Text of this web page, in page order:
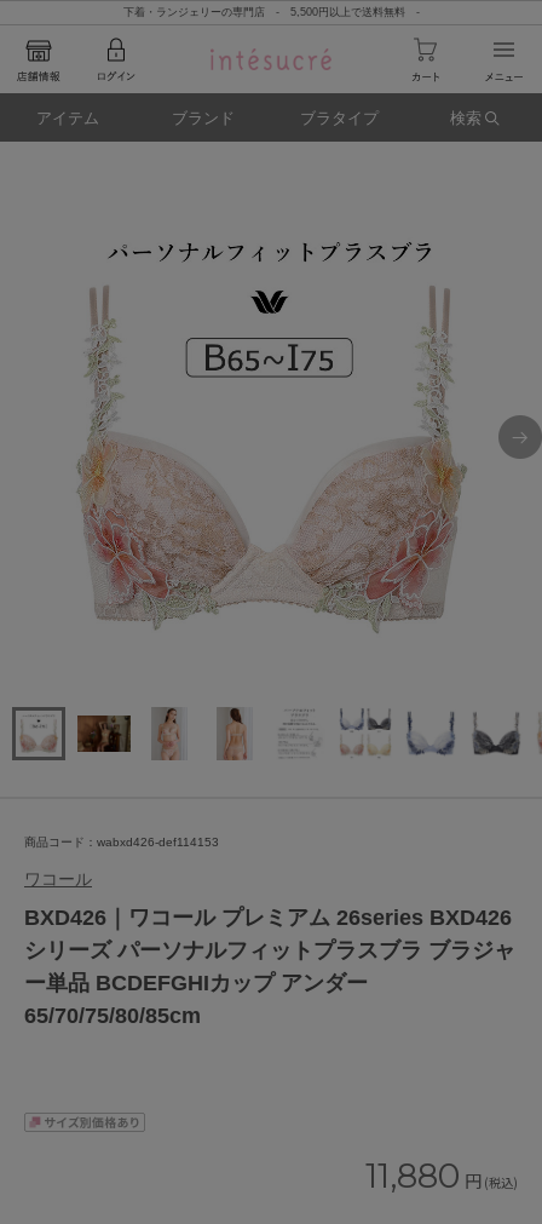
下着・ランジェリーの専門店 - 5,500円以上で送料無料 -
アイテム ブランド ブラタイプ 検索
商品コード：wabxd426-def114153
ワコール
BXD426｜ワコール プレミアム 26series BXD426
シリーズ パーソナルフィットプラスブラ ブラジャ
ー単品 BCDEFGHIカップ アンダー
65/70/75/80/85cm
11,880 円 (税込)